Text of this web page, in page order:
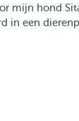
mijn hond
in een